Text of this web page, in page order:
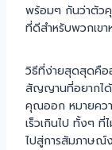
พร้อมๆ กันว่าตัว
ที่ดีสำหรับพวกเขา
วิธีที่ง่ายสุดสุดคือ
สัญญานที่อยากได้
คุณออก หมายควา
เร็วเกินไป ทั้งๆ ที่
ไปสู่การสัมภาษณ์